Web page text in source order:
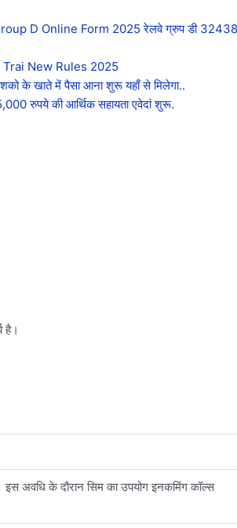
D Online Form 2025 रेलवे ग्रुप डी 32438
New Rules 2025
के खाते में पैसा आना शुरू यहाँ से मिलेगा..
रुपये की आर्थिक सहायता एवेदां शुरू.
है।
इस अवधि के दौरान सिम का उपयोग इनकमिंग कॉल्स